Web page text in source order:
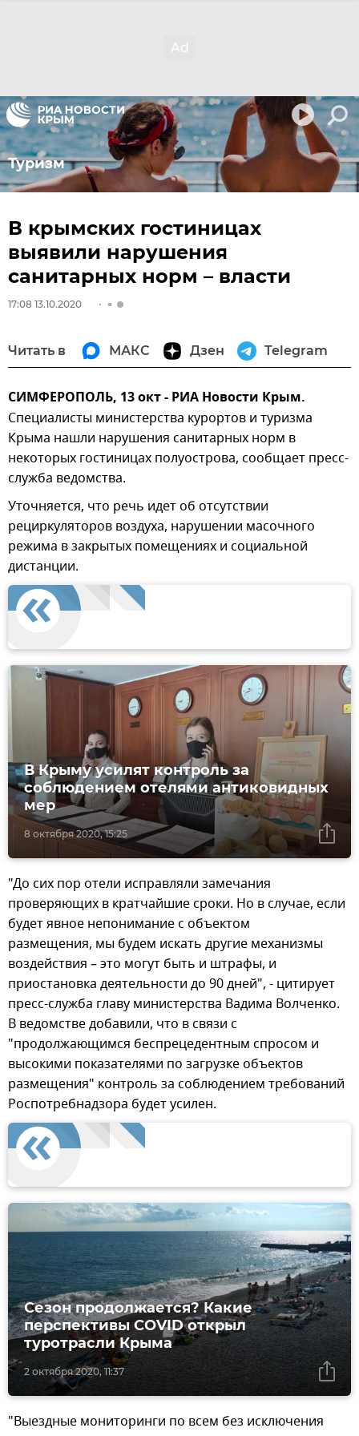
Туризм
В крымских гостиницах
выявили нарушения
санитарных норм – власти
17:08 13.10.2020
Читать в МАКС Дзен Telegram
СИМФЕРОПОЛЬ, 13 окт - РИА Новости Крым.
Специалисты министерства курортов и туризма
Крыма нашли нарушения санитарных норм в
некоторых гостиницах полуострова, сообщает пресс-
служба ведомства.
Уточняется, что речь идет об отсутствии
рециркуляторов воздуха, нарушении масочного
режима в закрытых помещениях и социальной
дистанции.
8 октября 2020, 15:25
В Крыму усилят контроль за
соблюдением отелями антиковидных
мер
"До сих пор отели исправляли замечания
проверяющих в кратчайшие сроки. Но в случае, если
будет явное непонимание с объектом
размещения, мы будем искать другие механизмы
воздействия – это могут быть и штрафы, и
приостановка деятельности до 90 дней", - цитирует
пресс-служба главу министерства Вадима Волченко.
В ведомстве добавили, что в связи с
"продолжающимся беспрецедентным спросом и
высокими показателями по загрузке объектов
размещения" контроль за соблюдением требований
Роспотребнадзора будет усилен.
2 октября 2020, 11:37
Сезон продолжается? Какие
перспективы COVID открыл
туротрасли Крыма
"Выездные мониторинги по всем без исключения